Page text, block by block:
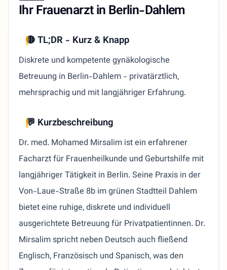
Ihr Frauenarzt in Berlin-Dahlem
🟡 TL;DR - Kurz & Knapp
Diskrete und kompetente gynäkologische
Betreuung in Berlin-Dahlem - privatärztlich,
mehrsprachig und mit langjähriger Erfahrung.
💬 Kurzbeschreibung
Dr. med. Mohamed Mirsalim ist ein erfahrener
Facharzt für Frauenheilkunde und Geburtshilfe mit
langjähriger Tätigkeit in Berlin. Seine Praxis in der
Von-Laue-Straße 8b im grünen Stadtteil Dahlem
bietet eine ruhige, diskrete und individuell
ausgerichtete Betreuung für Privatpatientinnen. Dr.
Mirsalim spricht neben Deutsch auch fließend
Englisch, Französisch und Spanisch, was den